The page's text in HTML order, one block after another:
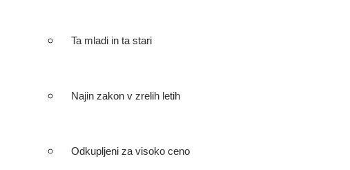
Ta mladi in ta stari
Najin zakon v zrelih letih
Odkupljeni za visoko ceno